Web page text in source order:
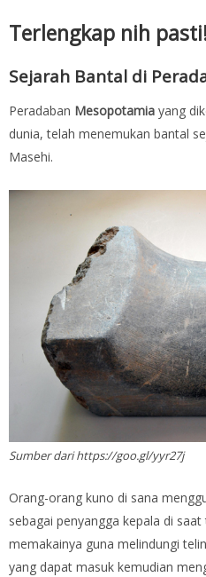
Terlengkap nih
Sejarah Bantal di
Peradaban Mesopotamia yang
dunia, telah menemukan bantal
Masehi.
Sumber dari https://goo.gl/yyr27j
Orang-orang kuno di sana
sebagai penyangga kepala di
memakainya guna melindungi
yang dapat masuk kemudian